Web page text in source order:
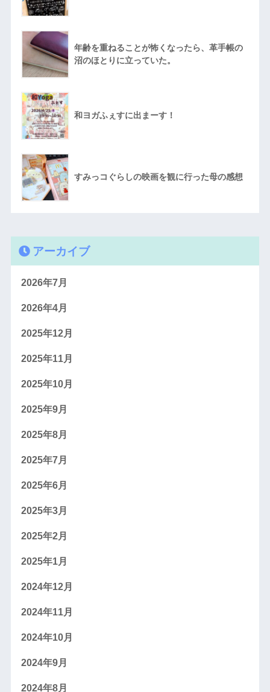
年齢を重ねることが怖くなったら、革手帳の
沼のほとりに立っていた。
和ヨガふぇすに出まーす！
すみっコぐらしの映画を観に行った母の感想
アーカイブ
2026年7月
2026年4月
2025年12月
2025年11月
2025年10月
2025年9月
2025年8月
2025年7月
2025年6月
2025年3月
2025年2月
2025年1月
2024年12月
2024年11月
2024年10月
2024年9月
2024年8月